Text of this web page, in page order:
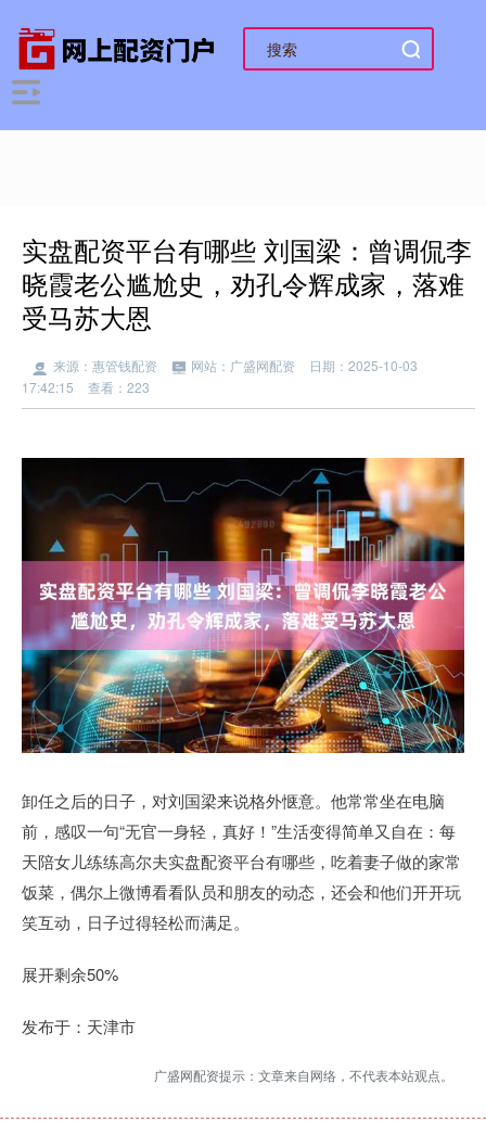
实盘配资平台有哪些 刘国梁：曾调侃李
晓霞老公尴尬史，劝孔令辉成家，落难
受马苏大恩
来源：惠管钱配资 网站：广盛网配资
日期：2025-10-03
17:42:15
查看：223
卸任之后的日子，对刘国梁来说格外惬意。他常常坐在电脑
前，感叹一句“无官一身轻，真好！”生活变得简单又自在：每
天陪女儿练练高尔夫实盘配资平台有哪些，吃着妻子做的家常
饭菜，偶尔上微博看看队员和朋友的动态，还会和他们开开玩
笑互动，日子过得轻松而满足。
展开剩余50%
发布于：天津市
广盛网配资提示：文章来自网络，不代表本站观点。